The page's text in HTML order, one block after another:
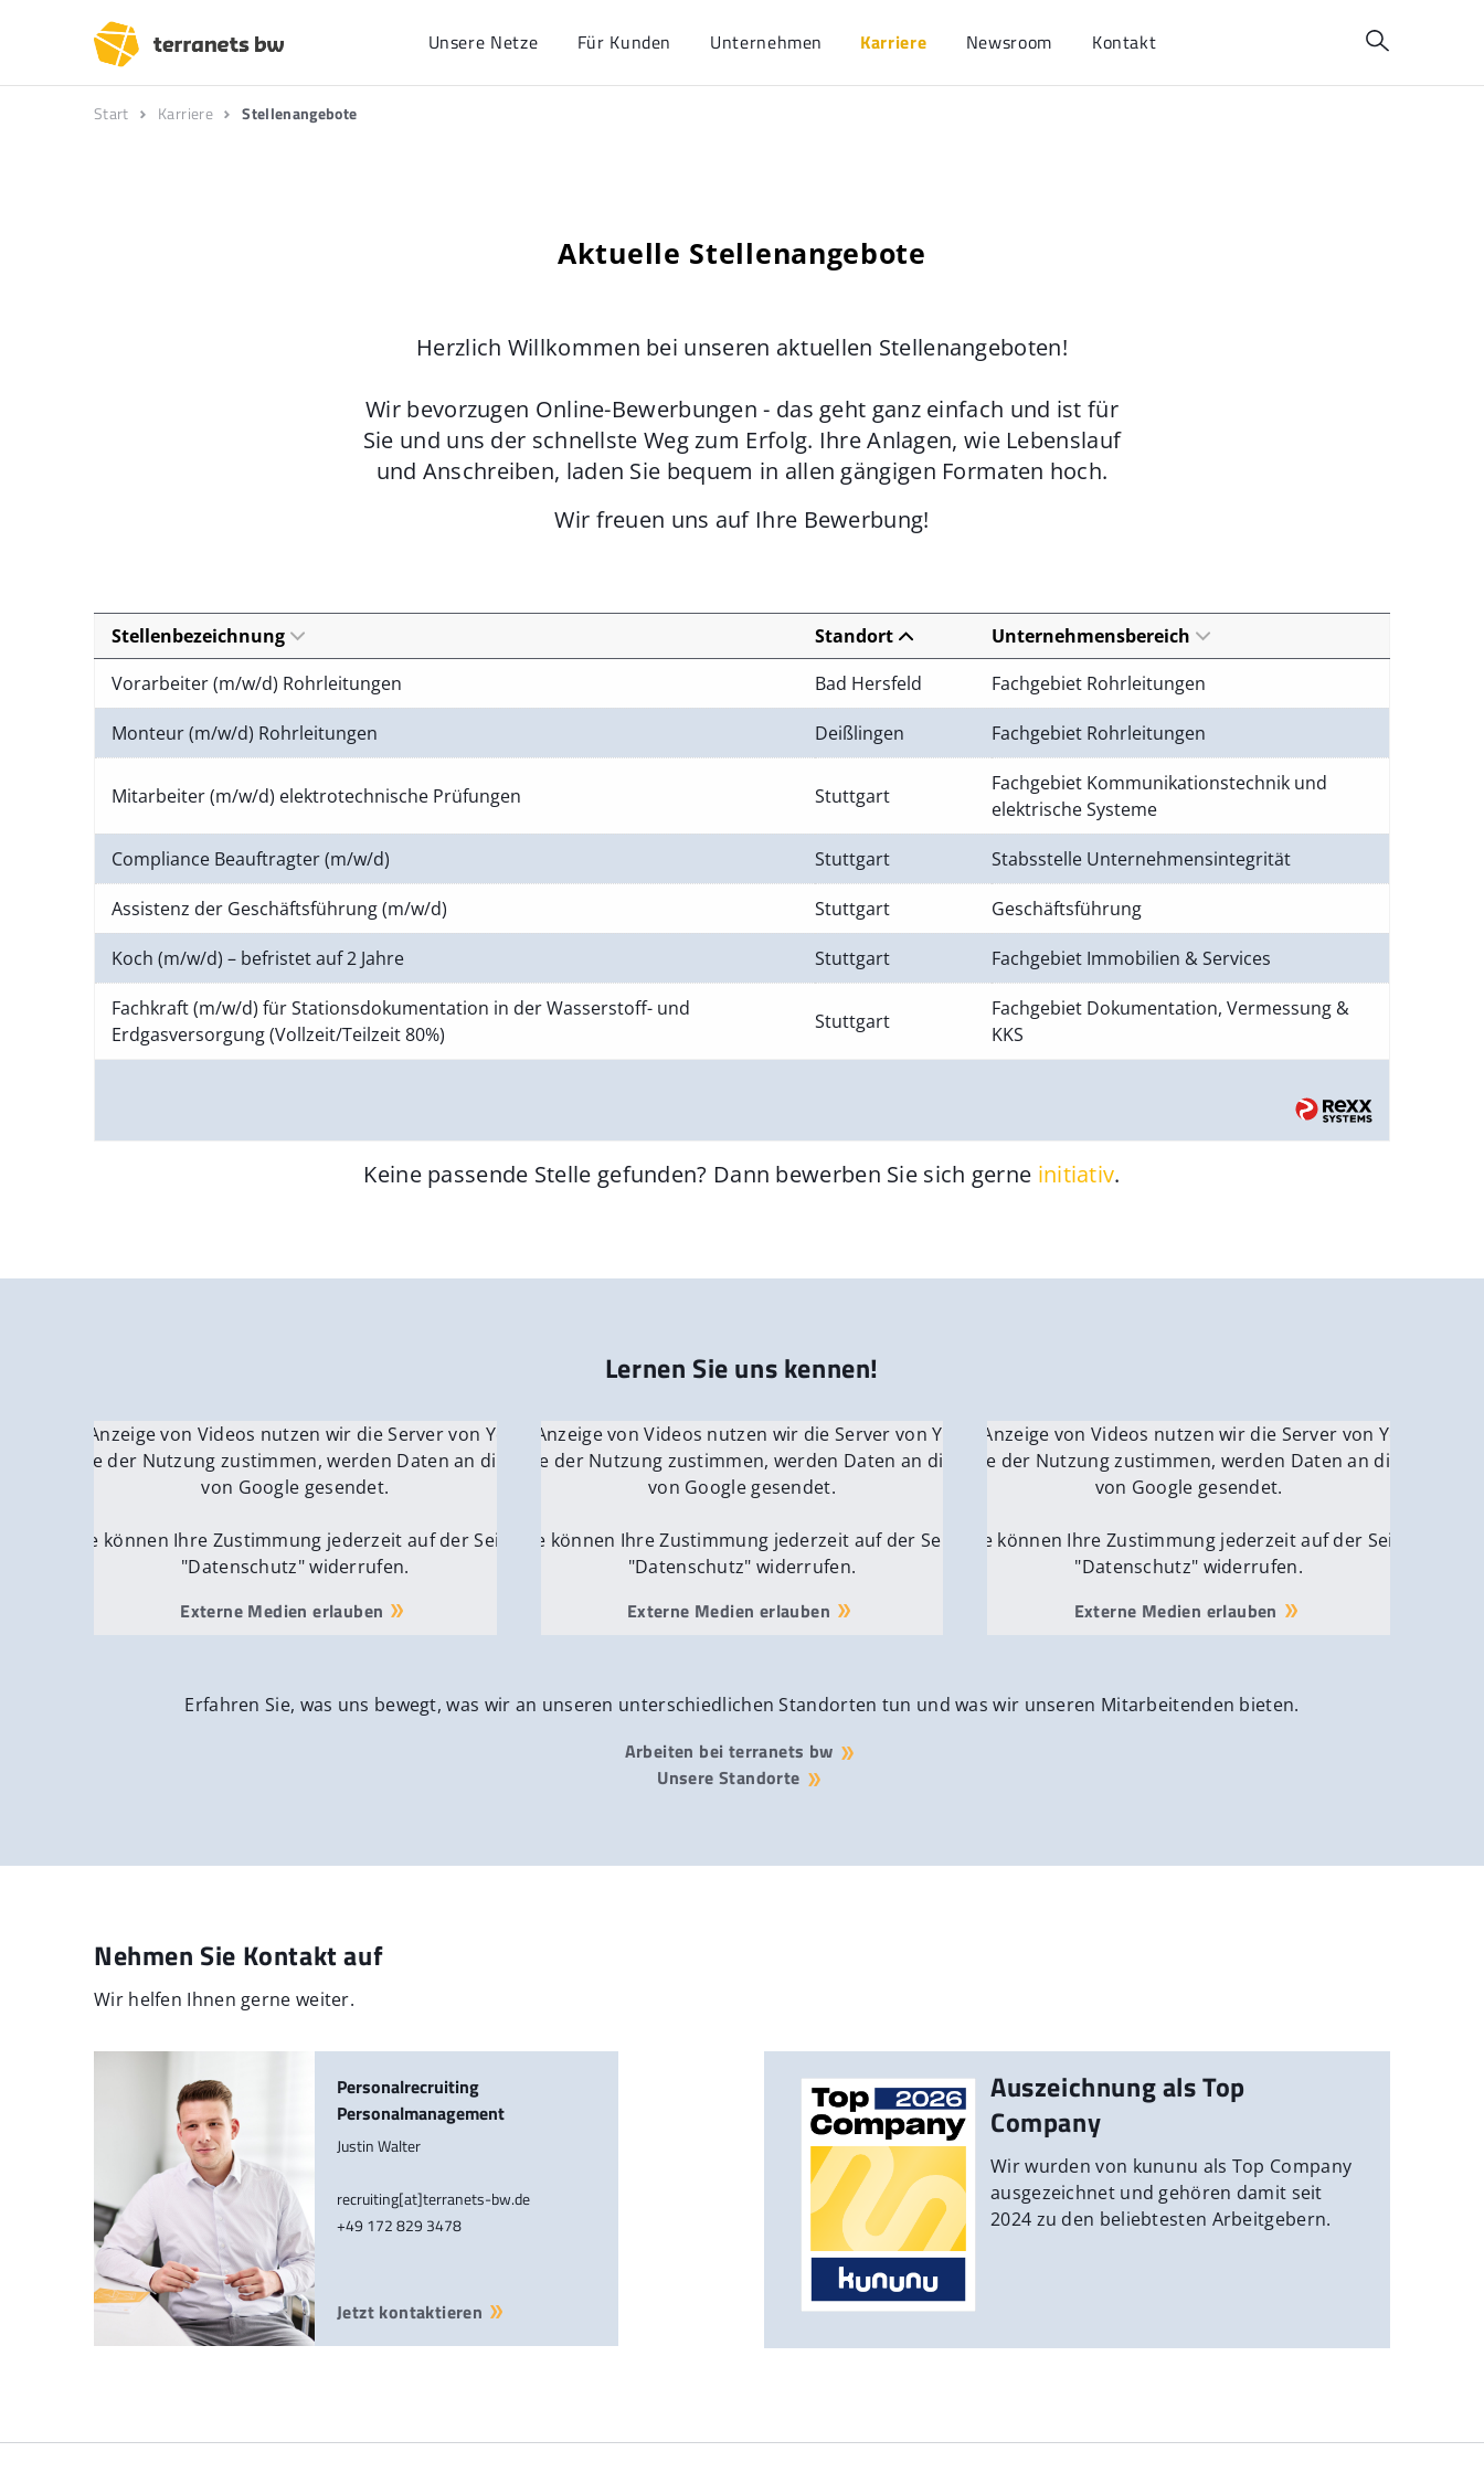
Unsere Netze Für Kunden Unternehmen Karriere Newsroom Kontakt
Start Karriere Stellenangebote
Aktuelle Stellenangebote
Herzlich Willkommen bei unseren aktuellen Stellenangeboten!
Wir bevorzugen Online-Bewerbungen - das geht ganz einfach und ist für
Sie und uns der schnellste Weg zum Erfolg. Ihre Anlagen, wie Lebenslauf
und Anschreiben, laden Sie bequem in allen gängigen Formaten hoch.
Wir freuen uns auf Ihre Bewerbung!
Stellenbezeichnung Standort
Unternehmensbereich
Vorarbeiter (m/w/d) Rohrleitungen
Bad Hersfeld Fachgebiet Rohrleitungen
Monteur (m/w/d) Rohrleitungen Deißlingen Fachgebiet Rohrleitungen
Mitarbeiter (m/w/d) elektrotechnische Prüfungen Stuttgart
Fachgebiet Kommunikationstechnik und
elektrische Systeme
Compliance Beauftragter (m/w/d) Stuttgart Stabsstelle Unternehmensintegrität
Assistenz der Geschäftsführung (m/w/d) Stuttgart Geschäftsführung
Koch (m/w/d) – befristet auf 2 Jahre Stuttgart Fachgebiet Immobilien & Services
Fachkraft (m/w/d) für Stationsdokumentation in der Wasserstoff- und
Erdgasversorgung (Vollzeit/Teilzeit 80%)
Stuttgart
Fachgebiet Dokumentation, Vermessung &
KKS
Keine passende Stelle gefunden? Dann bewerben Sie sich gerne initiativ.
Lernen Sie uns kennen!
Für die Anzeige von Videos nutzen wir die Server von YouTube.
Wenn Sie der Nutzung zustimmen, werden Daten an die Server
von Google gesendet.
Sie können Ihre Zustimmung jederzeit auf der Seite
"Datenschutz" widerrufen.
Externe Medien erlauben
Für die Anzeige von Videos nutzen wir die Server von YouTube.
Wenn Sie der Nutzung zustimmen, werden Daten an die Server
von Google gesendet.
Sie können Ihre Zustimmung jederzeit auf der Seite
"Datenschutz" widerrufen.
Externe Medien erlauben
Für die Anzeige von Videos nutzen wir die Server von YouTube.
Wenn Sie der Nutzung zustimmen, werden Daten an die Server
von Google gesendet.
Sie können Ihre Zustimmung jederzeit auf der Seite
"Datenschutz" widerrufen.
Externe Medien erlauben
Erfahren Sie, was uns bewegt, was wir an unseren unterschiedlichen Standorten tun und was wir unseren Mitarbeitenden bieten.
Arbeiten bei terranets bw
Unsere Standorte
Nehmen Sie Kontakt auf
Wir helfen Ihnen gerne weiter.
Personalrecruiting
Personalmanagement
Justin Walter
recruiting[at]terranets-bw.de
+49 172 829 3478
Jetzt kontaktieren
Auszeichnung als Top
Company
Wir wurden von kununu als Top Company
ausgezeichnet und gehören damit seit
2024 zu den beliebtesten Arbeitgebern.